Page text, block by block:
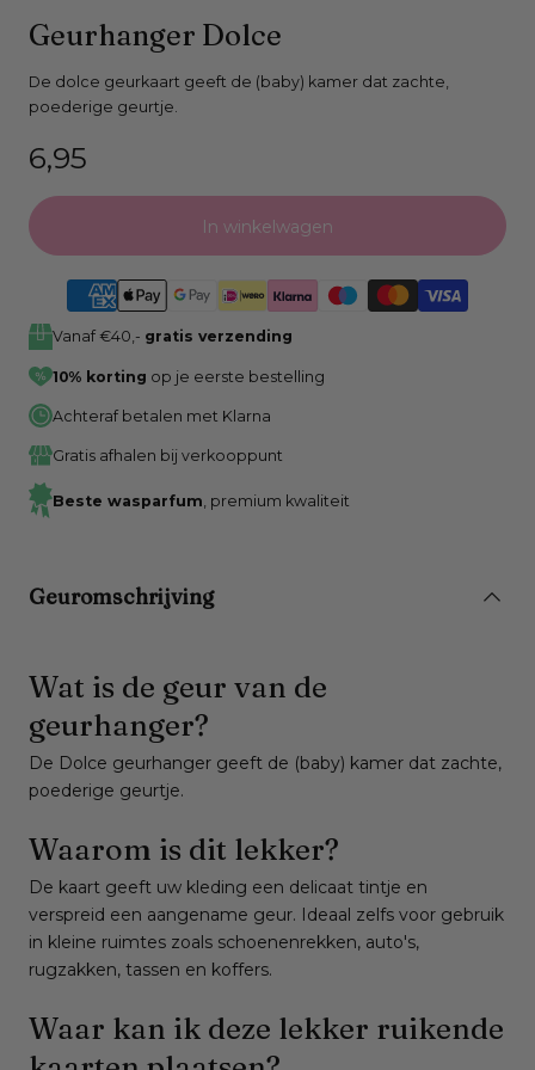
Open
0
in
venster
Geurhanger Dolce
De dolce geurkaart geeft de (baby) kamer dat zachte,
poederige geurtje.
Normale
prijs
6,95
In winkelwagen
Vanaf €40,- gratis verzending
10% korting op je eerste bestelling
Achteraf betalen met Klarna
Gratis afhalen bij verkooppunt
Beste wasparfum , premium kwaliteit
Geuromschrijving
Wat is de geur van de
geurhanger?
De Dolce geurhanger geeft de (baby) kamer dat zachte,
poederige geurtje.
Waarom is dit lekker?
De kaart geeft uw kleding een delicaat tintje en
verspreid een aangename geur. Ideaal zelfs voor gebruik
in kleine ruimtes zoals schoenenrekken, auto's,
rugzakken, tassen en koffers.
Waar kan ik deze lekker ruikende